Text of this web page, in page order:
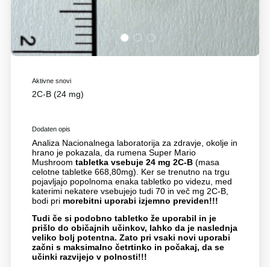
1 2 3
Aktivne snovi
2C-B (24 mg)
Dodaten opis
Analiza Nacionalnega laboratorija za zdravje, okolje in
hrano je pokazala, da rumena Super Mario
Mushroom tabletka vsebuje 24 mg 2C-B(masa
celotne tabletke 668,80mg). Ker se trenutno na trgu
pojavljajo popolnoma enaka tabletko po videzu, med
katerimi nekatere vsebujejo tudi 70 in več mg 2C-B,
bodi pri morebitni uporabi izjemno previden!!!
Tudi če si podobno tabletko že uporabil in je
prišlo do običajnih učinkov, lahko da je naslednja
veliko bolj potentna. Zato pri vsaki novi uporabi
začni s maksimalno četrtinko in počakaj, da se
učinki razvijejo v polnosti!!!